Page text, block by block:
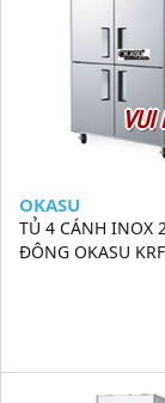
VUI
OKASU
TỦ 4 CÁNH INOX
ĐÔNG OKASU